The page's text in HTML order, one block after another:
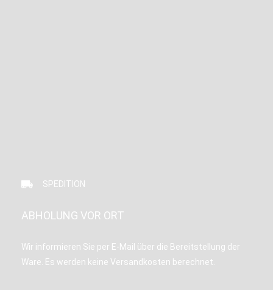
SPEDITION
ABHOLUNG VOR ORT
Wir informieren Sie per E-Mail über die Bereitstellung der
Ware. Es werden keine Versandkosten berechnet.